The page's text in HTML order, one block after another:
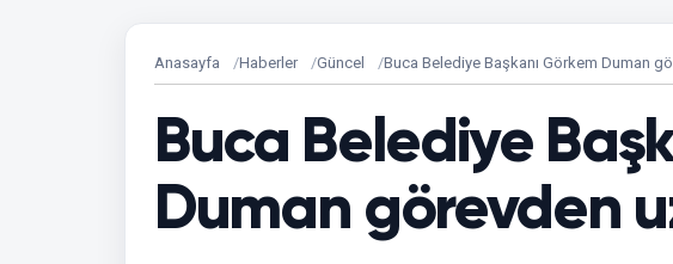
Anasayfa Haberler Güncel Buca Belediye Başkanı Görkem Duman
Buca Belediye
Duman görevden